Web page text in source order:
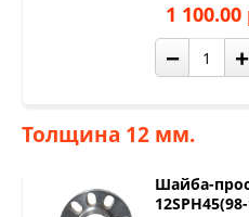
1 100.00
− +
Толщина 12 мм.
Шайба-